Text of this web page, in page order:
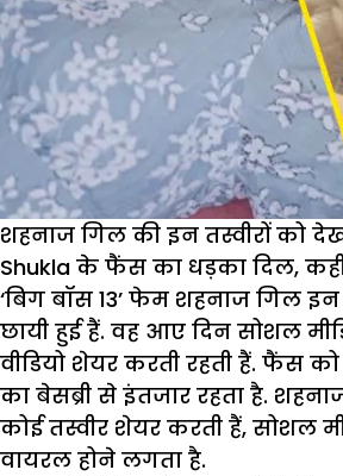
शहनाज गिल की इन तस्वीरों को
Shukla के फैंस का धड़का दिल,
‘बिग बॉस 13’ फेम शहनाज गिल इन
छायी हुई हैं. वह आए दिन सोशल
वीडियो शेयर करती रहती हैं. फैंस
का बेसब्री से इंतजार रहता है.
कोई तस्वीर शेयर करती हैं, सोशल
वायरल होने लगता है.